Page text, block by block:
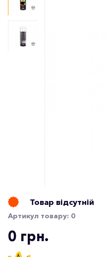
Товар відсутній
Артикул товару: 0
0 грн.